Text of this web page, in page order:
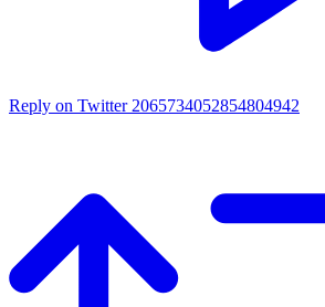
Reply on Twitter 2065734052854804942